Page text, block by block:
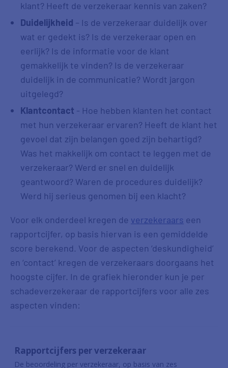
klant? Heeft de verzekeraar kennis van zaken?
Duidelijkheid – Is de verzekeraar duidelijk over
wat er gedekt is? Is de verzekeraar open en
eerlijk? Is de informatie voor de klant
gemakkelijk te vinden? Is de verzekeraar
duidelijk in de communicatie? Wordt jargon
uitgelegd?
Klantcontact - Hoe hebben klanten het contact
met hun verzekeraar ervaren? Heeft de klant het
gevoel dat zijn belangen goed zijn behartigd?
Was het makkelijk om contact te leggen met de
verzekeraar? Werd er snel en duidelijk
geantwoord? Waren de procedures duidelijk?
Werd hij serieus genomen bij een klacht?
Voor elk onderdeel kregen de verzekeraars een
rapportcijfer, op basis hiervan is een gemiddelde
score berekend. Voor de aspecten ‘deskundigheid’
en ‘contact’ kregen de verzekeraars doorgaans het
hoogste cijfer. In de grafiek hieronder kun je per
schadeverzekeraar de rapportcijfers voor alle zes
aspecten vinden: